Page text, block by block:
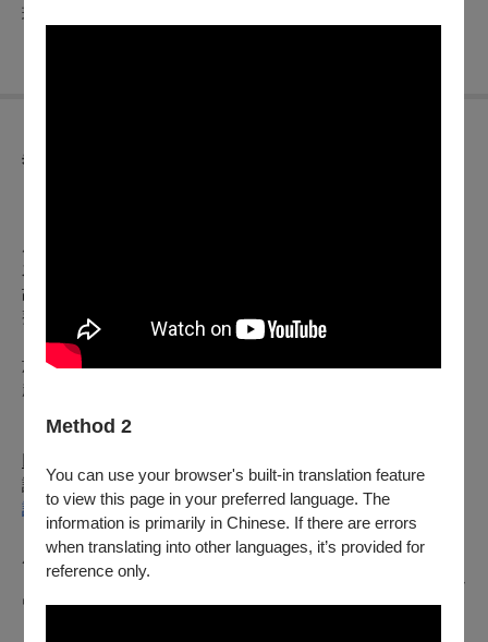
Method 2
You can use your browser's built-in translation feature
to view this page in your preferred language. The
information is primarily in Chinese. If there are errors
when translating into other languages, it’s provided for
reference only.
現場樂隊｜國立臺灣戲曲學院復興京劇團暨外聘專業樂師
異動公告
之【東方神奇美猴王】
故取消8月24日第六場【煉丹】段落，其他演出段落亦略有調
整。臺北場演出內容則不受影響。
於異動公告發佈前之購票觀眾，如因本異動欲退票，自公告日
起至
【電子票或尚未取紙本票】
請使用OPENTIX線上退訂單功能，至會員＞
訂單紀錄
＞點入要退訂的訂單，按下「退訂單」勾選欲退項目，線上完
成退訂。
※請留意，每日23:30-00:00為系統結算期間暫停服務。請務必
留意退票期限，提前申請。